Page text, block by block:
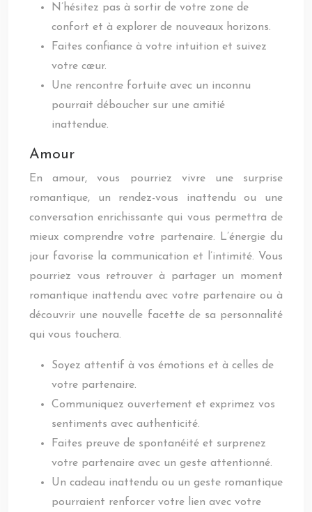
N’hésitez pas à sortir de votre zone de
confort et à explorer de nouveaux horizons.
Faites confiance à votre intuition et suivez
votre cœur.
Une rencontre fortuite avec un inconnu
pourrait déboucher sur une amitié
inattendue.
Amour
En amour, vous pourriez vivre une surprise
romantique, un rendez-vous inattendu ou une
conversation enrichissante qui vous permettra de
mieux comprendre votre partenaire. L’énergie du
jour favorise la communication et l’intimité. Vous
pourriez vous retrouver à partager un moment
romantique inattendu avec votre partenaire ou à
découvrir une nouvelle facette de sa personnalité
qui vous touchera.
Soyez attentif à vos émotions et à celles de
votre partenaire.
Communiquez ouvertement et exprimez vos
sentiments avec authenticité.
Faites preuve de spontanéité et surprenez
votre partenaire avec un geste attentionné.
Un cadeau inattendu ou un geste romantique
pourraient renforcer votre lien avec votre